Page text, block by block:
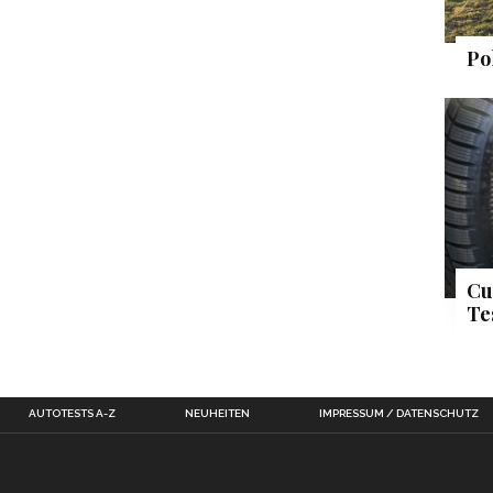
AUTOTESTS A-Z NEUHEITEN IMPRESSUM / DATENSCHUTZ